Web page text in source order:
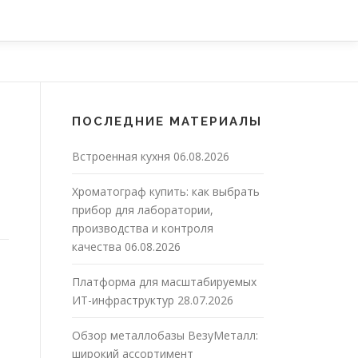
ПОСЛЕДНИЕ МАТЕРИАЛЫ
Встроенная кухня 06.08.2026
Хроматограф купить: как выбрать
прибор для лаборатории,
производства и контроля
качества 06.08.2026
Платформа для масштабируемых
ИТ-инфраструктур 28.07.2026
Обзор металлобазы ВезуМеталл:
широкий ассортимент